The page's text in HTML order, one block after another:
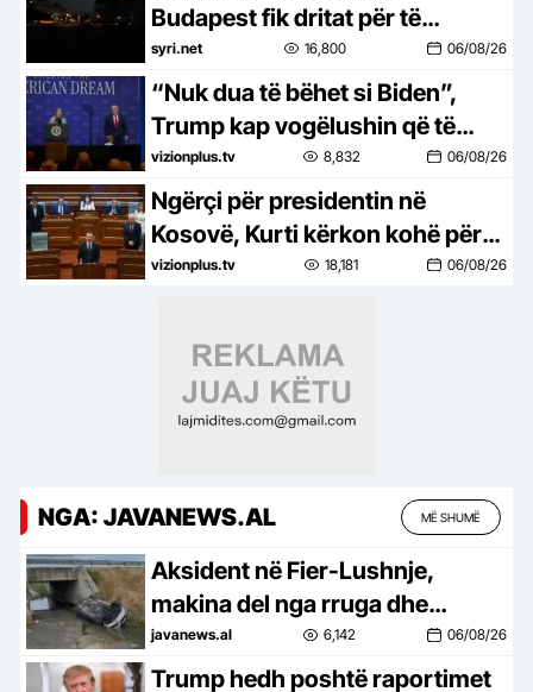
Budapest fik dritat për të
kursyer energji
syri.net 16,800 06/08/26
“Nuk dua të bëhet si Biden”,
Trump kap vogëlushin që të
mos bjerë nga skena, nuk
kursen ironinë për ish
presidentin
vizionplus.tv 8,832 06/08/26
Ngërçi për presidentin në
Kosovë, Kurti kërkon kohë për
marrëveshje
vizionplus.tv 18,181 06/08/26
NGA: JAVANEWS.AL MË SHUMË
Aksident në Fier-Lushnje,
makina del nga rruga dhe
përfundon në nënkalim
javanews.al 6,142 06/08/26
Trump hedh poshtë raportimet